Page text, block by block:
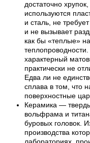
достаточно
используются
и сталь, не
и не вызывает
как бы «теплые»
характерный
практически не
Едва ли не
сплава в том, что
поверхностные
Керамика —
вольфрама и
буровых головок.
производства